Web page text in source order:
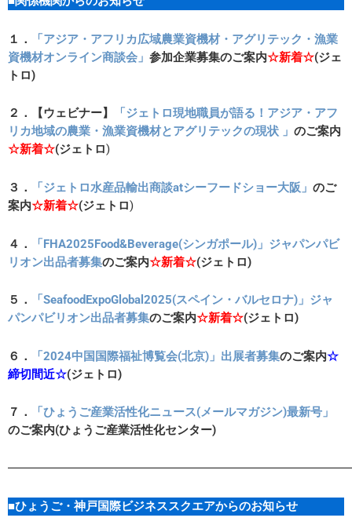
１．
「アジア・アフリカ広域農業資機材・アグリテック・漁業
資機材オンライン商談会」 参加企業募集のご案内☆新着☆(ジェ
トロ)
２． 【ウェビナー】
「ジェトロ現地職員が語る！アジア・アフ
リカ地域の農業・漁業資機材とアグリテックの現状 」 のご案内
☆新着☆(ジェトロ)
３． 「ジェトロ水産品輸出商談atシーフードショー大阪」 のご
案内☆新着☆(ジェトロ)
４．
「FHA2025Food&Beverage(シンガポール)」ジャパンパビ
リオン出品者募集のご案内☆新着☆(ジェトロ)
５．
「SeafoodExpoGlobal2025(スペイン・バルセロナ)」ジャ
パンパビリオン出品者募集のご案内☆新着☆(ジェトロ)
６． 「2024中国国際福祉博覧会(北京)」出展者募集のご案内☆
締切間近☆(ジェトロ)
７．
「ひょうご産業活性化ニュース(メールマガジン)最新号」
のご案内(ひょうご産業活性化センター)
■ひょうご・神戸国際ビジネススクエアからのお知らせ